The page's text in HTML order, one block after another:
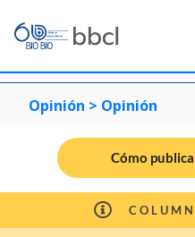
Opinión > Opinión
Cómo